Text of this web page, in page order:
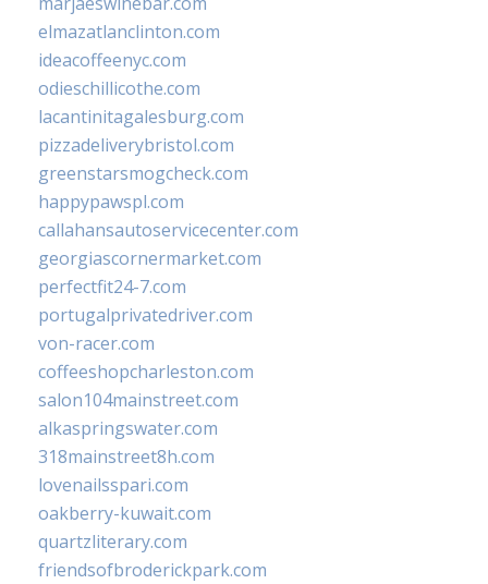
elmazatlanclinton.com
ideacoffeenyc.com
odieschillicothe.com
lacantinitagalesburg.com
pizzadeliverybristol.com
greenstarsmogcheck.com
happypawspl.com
callahansautoservicecenter.com
georgiascornermarket.com
perfectfit24-7.com
portugalprivatedriver.com
von-racer.com
coffeeshopcharleston.com
salon104mainstreet.com
alkaspringswater.com
318mainstreet8h.com
lovenailsspari.com
oakberry-kuwait.com
quartzliterary.com
friendsofbroderickpark.com